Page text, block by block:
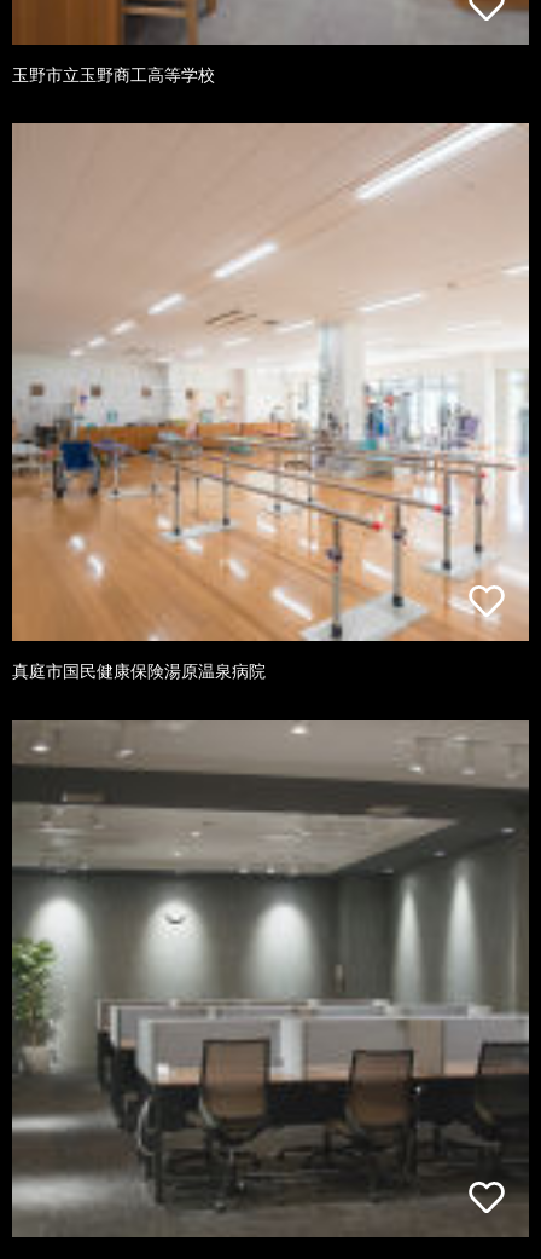
玉野市立玉野商工高等学校
真庭市国民健康保険湯原温泉病院